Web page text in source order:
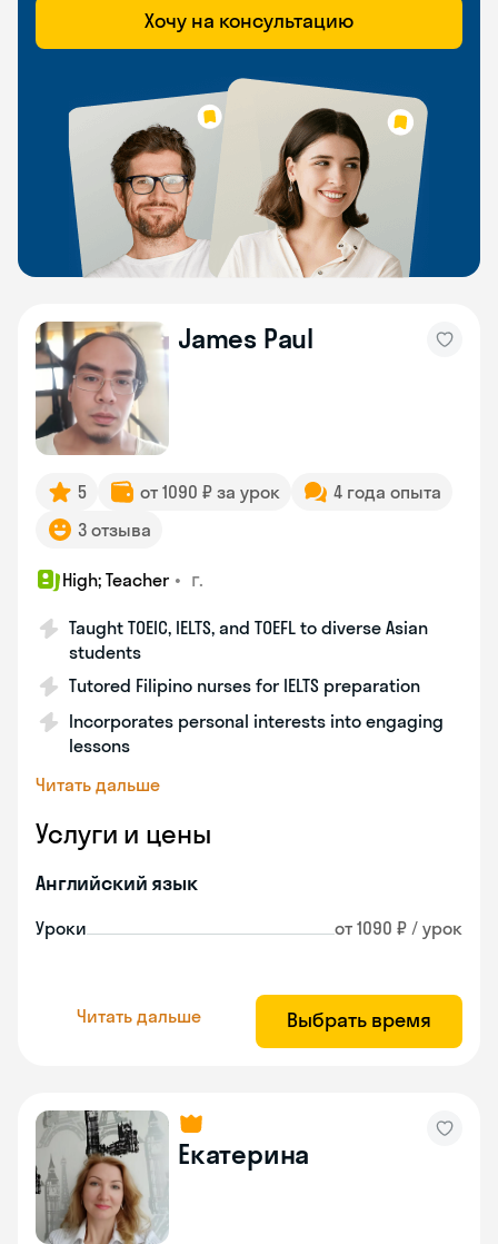
Хочу на консультацию
James Paul
5 от 1090 ₽ за урок
4 года опыта
3 отзыва
High; Teacher • г.
Taught TOEIC, IELTS, and TOEFL to diverse Asian
students
Tutored Filipino nurses for IELTS preparation
Incorporates personal interests into engaging
lessons
Читать дальше
Услуги и цены
Английский язык
Уроки от 1090 ₽ / урок
Читать дальше Выбрать время
Екатерина